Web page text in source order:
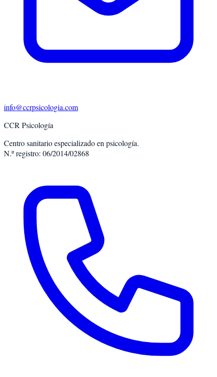
info@ccrpsicologia.com
CCR Psicología
Centro sanitario especializado en psicología.
N.º registro: 06/2014/02868